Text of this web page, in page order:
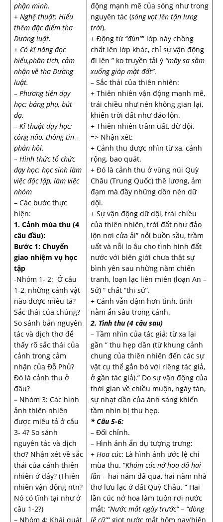
phận mình.
+ Nghệ thuật: Hiểu
thêm đặc điểm thơ
Đường luật.
+ Có kĩ năng đọc
hiểu,phân tích, cảm
nhận về thơ Đường
luật.
– Phương tiện dạy
học: bảng phụ, bút
dạ.
– Kĩ thuật dạy học:
công não, thông tin –
phản hồi.
– Hình thức tổ chức
dạy học: học sinh làm
việc độc lập, làm việc
nhóm
– Các bước thực
hiện:
1. Cảnh mùa thu (4
câu đầu):
Bước 1: Chuyển
giao nhiệm vụ học
tập
-Nhóm 1- 2: Ở câu
1-2, những cảnh vật
nào được miêu tả?
Sắc thái của chúng?
So sánh bản nguyên
tác và dịch thơ để
thấy rõ sắc thái của
cảnh trong cảm
nhận của Đỗ Phủ?
Đó là cảnh thu ở
đâu?
– Nhóm 3: Các hình
ảnh thiên nhiên
được miêu tả ở câu
3- 4? So sánh
nguyên tác và dịch
thơ? Nhận xét về sắc
thái của cảnh thiên
nhiên ở đây? (Thiên
nhiên vận động ntn?
Nó có tĩnh tại như ở
câu 1-2?)
– Nhóm 4: Khái quát
động mạnh mẽ của sóng như trong
nguyên tác (sóng vọt lên tận lưng
trời).
+ Động từ “đùn”” lớp này chồng
chất lên lớp khác, chỉ sự vận động
đi lên ” ko truyền tải ý “mây sa sầm
xuống giáp mặt đất”.
– Sắc thái của thiên nhiên:
+ Thiên nhiên vận động mạnh mẽ,
trái chiều như nén không gian lại,
khiến trời đất như đảo lộn.
+ Thiên nhiên trầm uất, dữ dội.
=> Nhận xét:
+ Cảnh thu được nhìn từ xa, cảnh
rộng, bao quát.
+ Đó là cảnh thu ở vùng núi Quỳ
Châu (Trung Quốc) thê lương, ảm
đạm mà đầy những dồn nén dữ
dội.
+ Sự vận động dữ dội, trái chiều
của thiên nhiên, trời đất như đảo
lộn nơi cửa ải” nỗi buồn sầu, trầm
uất và nỗi lo âu cho tình hình đất
nước với biên giới chưa thật sự
bình yên sau những năm chiến
tranh, loạn lạc liên miên (loạn An –
Sử) ” chất “thi sử”.
+ Cảnh vẫn đậm hơn tình, tình
nằm ẩn sâu trong cảnh.
2. Tình thu (4 câu sau)
– Tầm nhìn của tác giả: từ xa lại
gần ” thu hẹp dần (từ khung cảnh
chung của thiên nhiên đến các sự
vật cụ thể gắn bó với riêng tác giả,
ở gần tác giả).” Do sự vận động của
thời gian về chiều muộn, ngày tàn,
sự nhạt dần của ánh sáng khiến
tầm nhìn bị thu hẹp.
* Câu 5-6:
– Đối chỉnh.
– Hình ảnh ẩn dụ tượng trưng:
+ Hoa cúc: Là hình ảnh ước lệ chỉ
mùa thu. “Khóm cúc nở hoa đã hai
lần – hai năm đã qua, hai năm nhà
thơ lưu lạc ở đất Quỳ Châu. ” Hai
lần cúc nở hoa làm tuôn rơi nước
mắt: “Nước mắt ngày trước”– “dòng
lệ cũ”” giọt nước mắt hôm nay(hiện